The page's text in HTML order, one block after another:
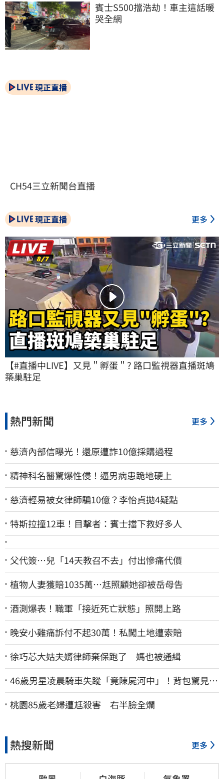
賓士S500擋浩劫！車主這話暖
哭全網
現正直播
CH54三立新聞台直播
現正直播 更多
【#直播中LIVE】又見＂孵蛋＂? 路口監視器直播斑鳩
築巢駐足
熱門新聞 更多
慈濟內部信曝光！還原遭詐10億採購過程
精神科名醫驚爆性侵！逼男病患跪地硬上
慈濟輕易被女律師騙10億？李怡貞拋4疑點
特斯拉撞12車！目擊者：賓士擋下救好多人
父代簽…兒「14天教召不去」付出慘痛代價
植物人妻獲賠1035萬…尪照顧她卻被岳母告
酒測爆表！職軍「接近死亡狀態」照開上路
晚安小雞痛訴付不起30萬！私闖土地遭索賠
徐巧芯大姑夫婿律師棄保跑了 媽也被通緝
46歲男星凌晨騎車失蹤「竟陳屍河中」！背包驚見
20kg水泥塊 死因成謎
桃園85歲老婦遭尪殺害 右半臉全爛
熱搜新聞 更多